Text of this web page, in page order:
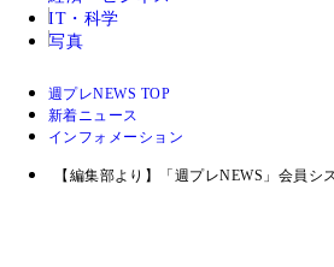
IT・科学
写真
週プレNEWS TOP
新着ニュース
インフォメーション
【編集部より】「週プレNEWS」会員シ